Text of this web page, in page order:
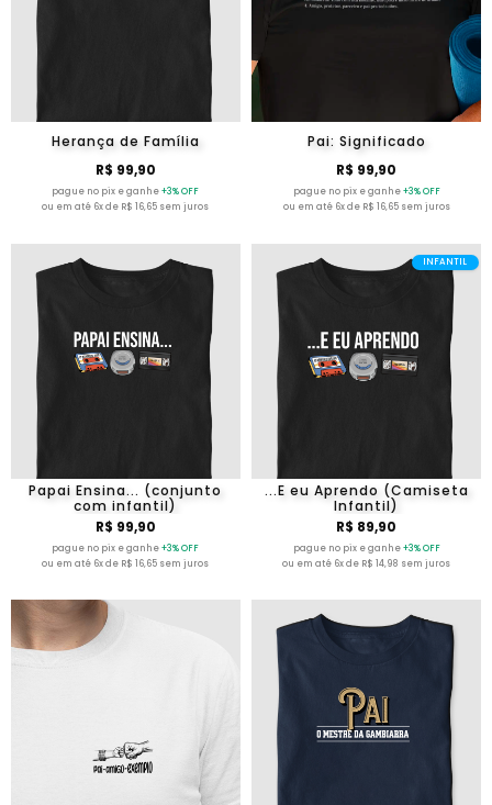
Herança de Família
R$ 99,90
pague no pix e ganhe+3% OFF
ou em até 6x de R$ 16,65 sem juros
Pai: Significado
R$ 99,90
pague no pix e ganhe+3% OFF
ou em até 6x de R$ 16,65 sem juros
Papai Ensina... (conjunto
com infantil)
R$ 99,90
pague no pix e ganhe+3% OFF
ou em até 6x de R$ 16,65 sem juros
INFANTIL
...E eu Aprendo (Camiseta
Infantil)
R$ 89,90
pague no pix e ganhe+3% OFF
ou em até 6x de R$ 14,98 sem juros